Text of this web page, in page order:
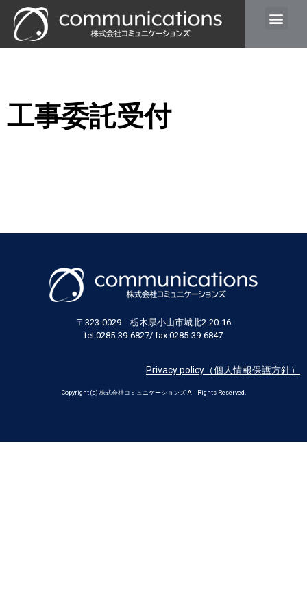
工事委託受付
〒323-0029 栃木県小山市城北2-20-16
tel:0285-39-6827/ fax:0285-39-6847
Privacy policy（個人情報保護方針）
Copyright (c) 株式会社コミュニケーションズ All Rights Reserved.